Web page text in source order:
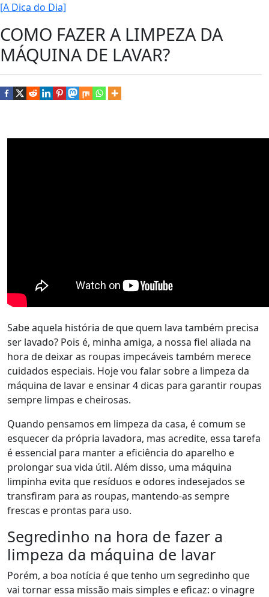
[A Dica do Dia]
COMO FAZER A LIMPEZA DA
MÁQUINA DE LAVAR?
Sabe aquela história de que quem lava também precisa
ser lavado? Pois é, minha amiga, a nossa fiel aliada na
hora de deixar as roupas impecáveis também merece
cuidados especiais. Hoje vou falar sobre a limpeza da
máquina de lavar e ensinar 4 dicas para garantir roupas
sempre limpas e cheirosas.
Quando pensamos em limpeza da casa, é comum se
esquecer da própria lavadora, mas acredite, essa tarefa
é essencial para manter a eficiência do aparelho e
prolongar sua vida útil. Além disso, uma máquina
limpinha evita que resíduos e odores indesejados se
transfiram para as roupas, mantendo-as sempre
frescas e prontas para uso.
Segredinho na hora de fazer a
limpeza da máquina de lavar
Porém, a boa notícia é que tenho um segredinho que
vai tornar essa missão mais simples e eficaz: o vinagre